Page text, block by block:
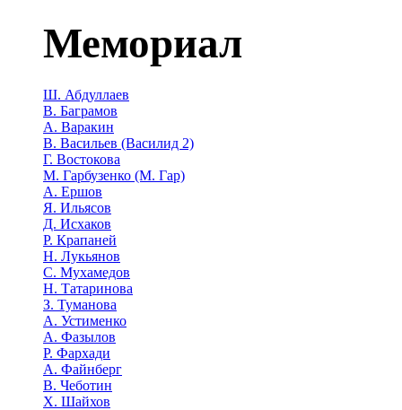
Мемориал
Ш. Абдуллаев
В. Баграмов
А. Варакин
В. Васильев (Василид 2)
Г. Востокова
М. Гарбузенко (М. Гар)
А. Ершов
Я. Ильясов
Д. Исхаков
Р. Крапаней
Н. Лукьянов
С. Мухамедов
Н. Татаринова
З. Туманова
А. Устименко
А. Фазылов
Р. Фархади
А. Файнберг
В. Чеботин
Х. Шайхов